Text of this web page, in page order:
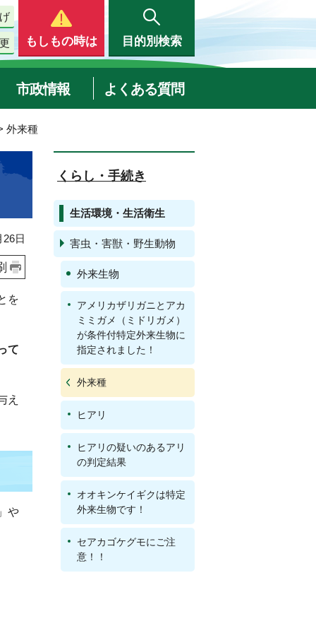
もしもの時は 目的別検索
市政情報 よくある質問
外来種
日
を
て
え
や
くらし・手続き
生活環境・生活衛生
害虫・害獣・野生動物
外来生物
アメリカザリガニとアカ
ミミガメ（ミドリガメ）
が条件付特定外来生物に
指定されました！
外来種
ヒアリ
ヒアリの疑いのあるアリ
の判定結果
オオキンケイギクは特定
外来生物です！
セアカゴケグモにご注
意！！